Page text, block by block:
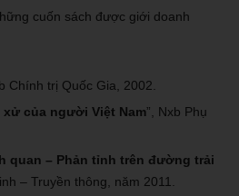
cuốn sách được giới doanh
Chính trị Quốc Gia, 2002.
của người Việt Nam”, Nxb Phụ
quan – Phản tỉnh trên đường trải
– Truyền thông, năm 2011.